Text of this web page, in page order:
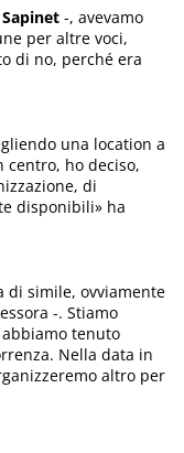
Sapinet -, avevamo
per altre voci,
di no, perché era
una location a
centro, ho deciso,
di
disponibili» ha
di simile, ovviamente
-. Stiamo
tenuto
Nella data in
altro per